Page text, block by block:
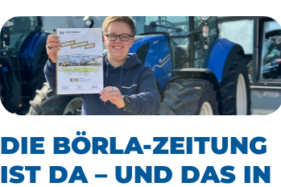
DIE BÖRLA-ZEITUNG
IST DA – UND DAS IN